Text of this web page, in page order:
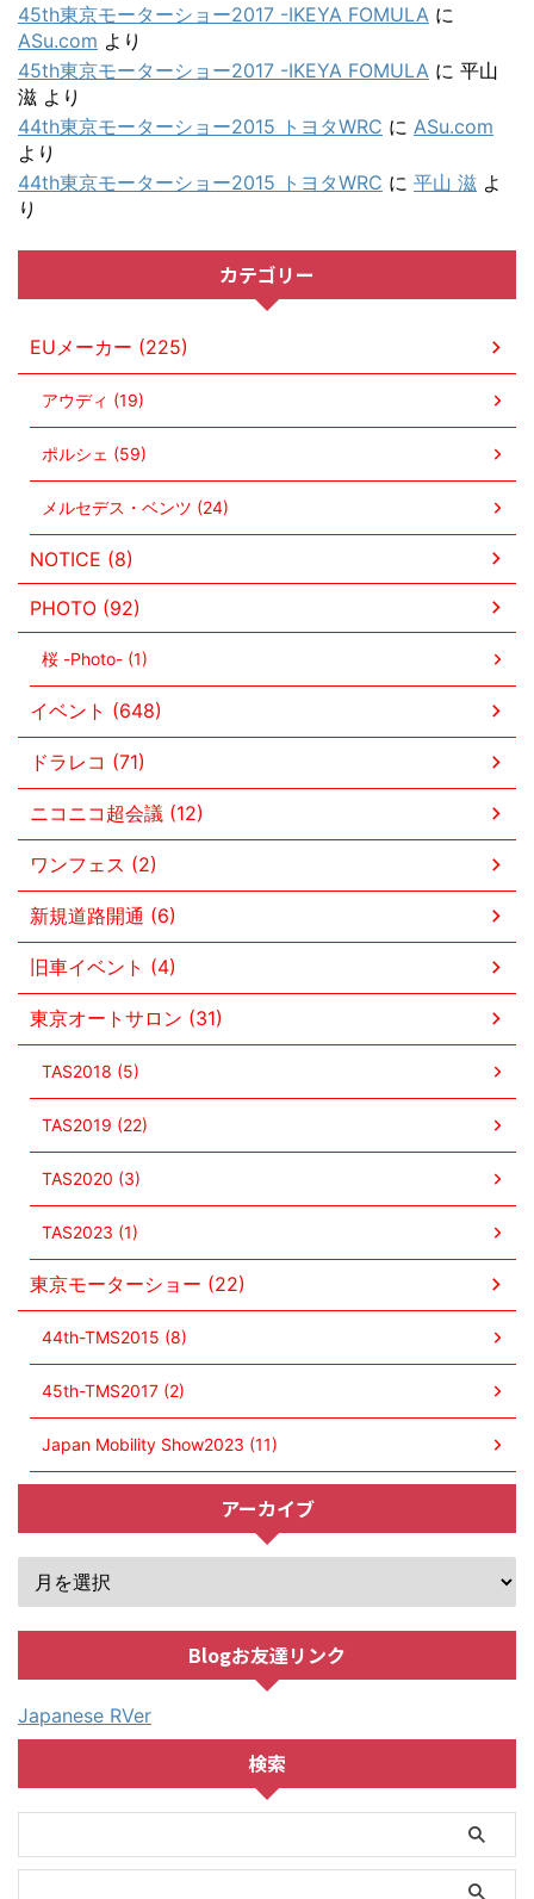
45th東京モーターショー2017 -IKEYA FOMULA に
ASu.com より
45th東京モーターショー2017 -IKEYA FOMULA に 平山
滋 より
44th東京モーターショー2015 トヨタWRC に ASu.com
より
44th東京モーターショー2015 トヨタWRC に 平山 滋 よ
り
カテゴリー
EUメーカー (225)
アウディ (19)
ポルシェ (59)
メルセデス・ベンツ (24)
NOTICE (8)
PHOTO (92)
桜 -Photo- (1)
イベント (648)
ドラレコ (71)
ニコニコ超会議 (12)
ワンフェス (2)
新規道路開通 (6)
旧車イベント (4)
東京オートサロン (31)
TAS2018 (5)
TAS2019 (22)
TAS2020 (3)
TAS2023 (1)
東京モーターショー (22)
44th-TMS2015 (8)
45th-TMS2017 (2)
Japan Mobility Show2023 (11)
アーカイブ
Blogお友達リンク
Japanese RVer
検索